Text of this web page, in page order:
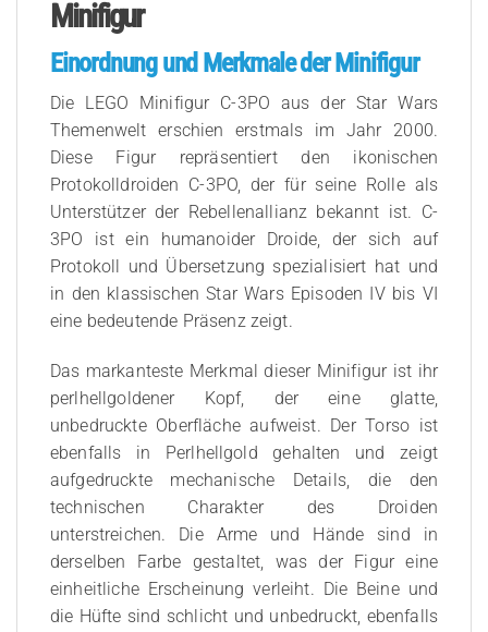
Minifigur
Einordnung und Merkmale der Minifigur
Die LEGO Minifigur C-3PO aus der Star Wars
Themenwelt erschien erstmals im Jahr 2000.
Diese Figur repräsentiert den ikonischen
Protokolldroiden C-3PO, der für seine Rolle als
Unterstützer der Rebellenallianz bekannt ist. C-
3PO ist ein humanoider Droide, der sich auf
Protokoll und Übersetzung spezialisiert hat und
in den klassischen Star Wars Episoden IV bis VI
eine bedeutende Präsenz zeigt.
Das markanteste Merkmal dieser Minifigur ist ihr
perlhellgoldener Kopf, der eine glatte,
unbedruckte Oberfläche aufweist. Der Torso ist
ebenfalls in Perlhellgold gehalten und zeigt
aufgedruckte mechanische Details, die den
technischen Charakter des Droiden
unterstreichen. Die Arme und Hände sind in
derselben Farbe gestaltet, was der Figur eine
einheitliche Erscheinung verleiht. Die Beine und
die Hüfte sind schlicht und unbedruckt, ebenfalls